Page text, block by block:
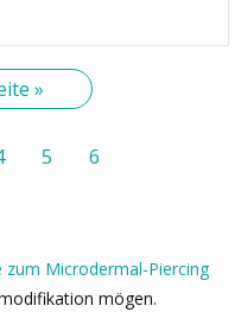
»
5 6
zum Microdermal-Piercing
mögen.